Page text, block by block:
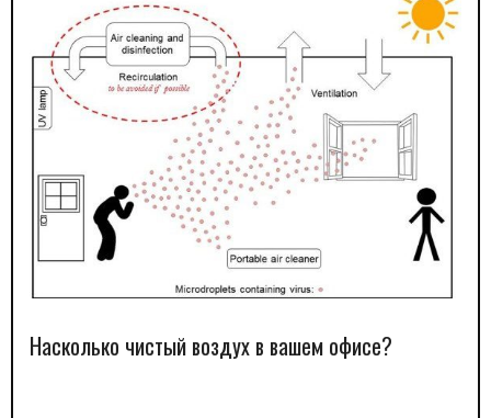
Насколько чистый воздух в вашем офисе?